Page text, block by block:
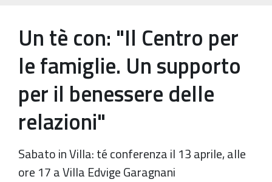
Un tè con: "Il Centro per
le famiglie. Un supporto
per il benessere delle
relazioni"
Sabato in Villa: té conferenza il 13 aprile, alle
ore 17 a Villa Edvige Garagnani